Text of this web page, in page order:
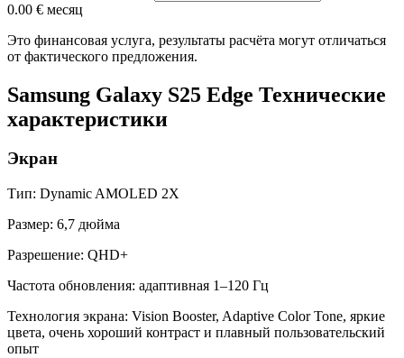
0.00 € месяц
Это финансовая услуга, результаты расчёта могут отличаться
от фактического предложения.
Samsung Galaxy S25 Edge Технические
характеристики
Экран
Тип: Dynamic AMOLED 2X
Размер: 6,7 дюйма
Разрешение: QHD+
Частота обновления: адаптивная 1–120 Гц
Технология экрана: Vision Booster, Adaptive Color Tone, яркие
цвета, очень хороший контраст и плавный пользовательский
опыт